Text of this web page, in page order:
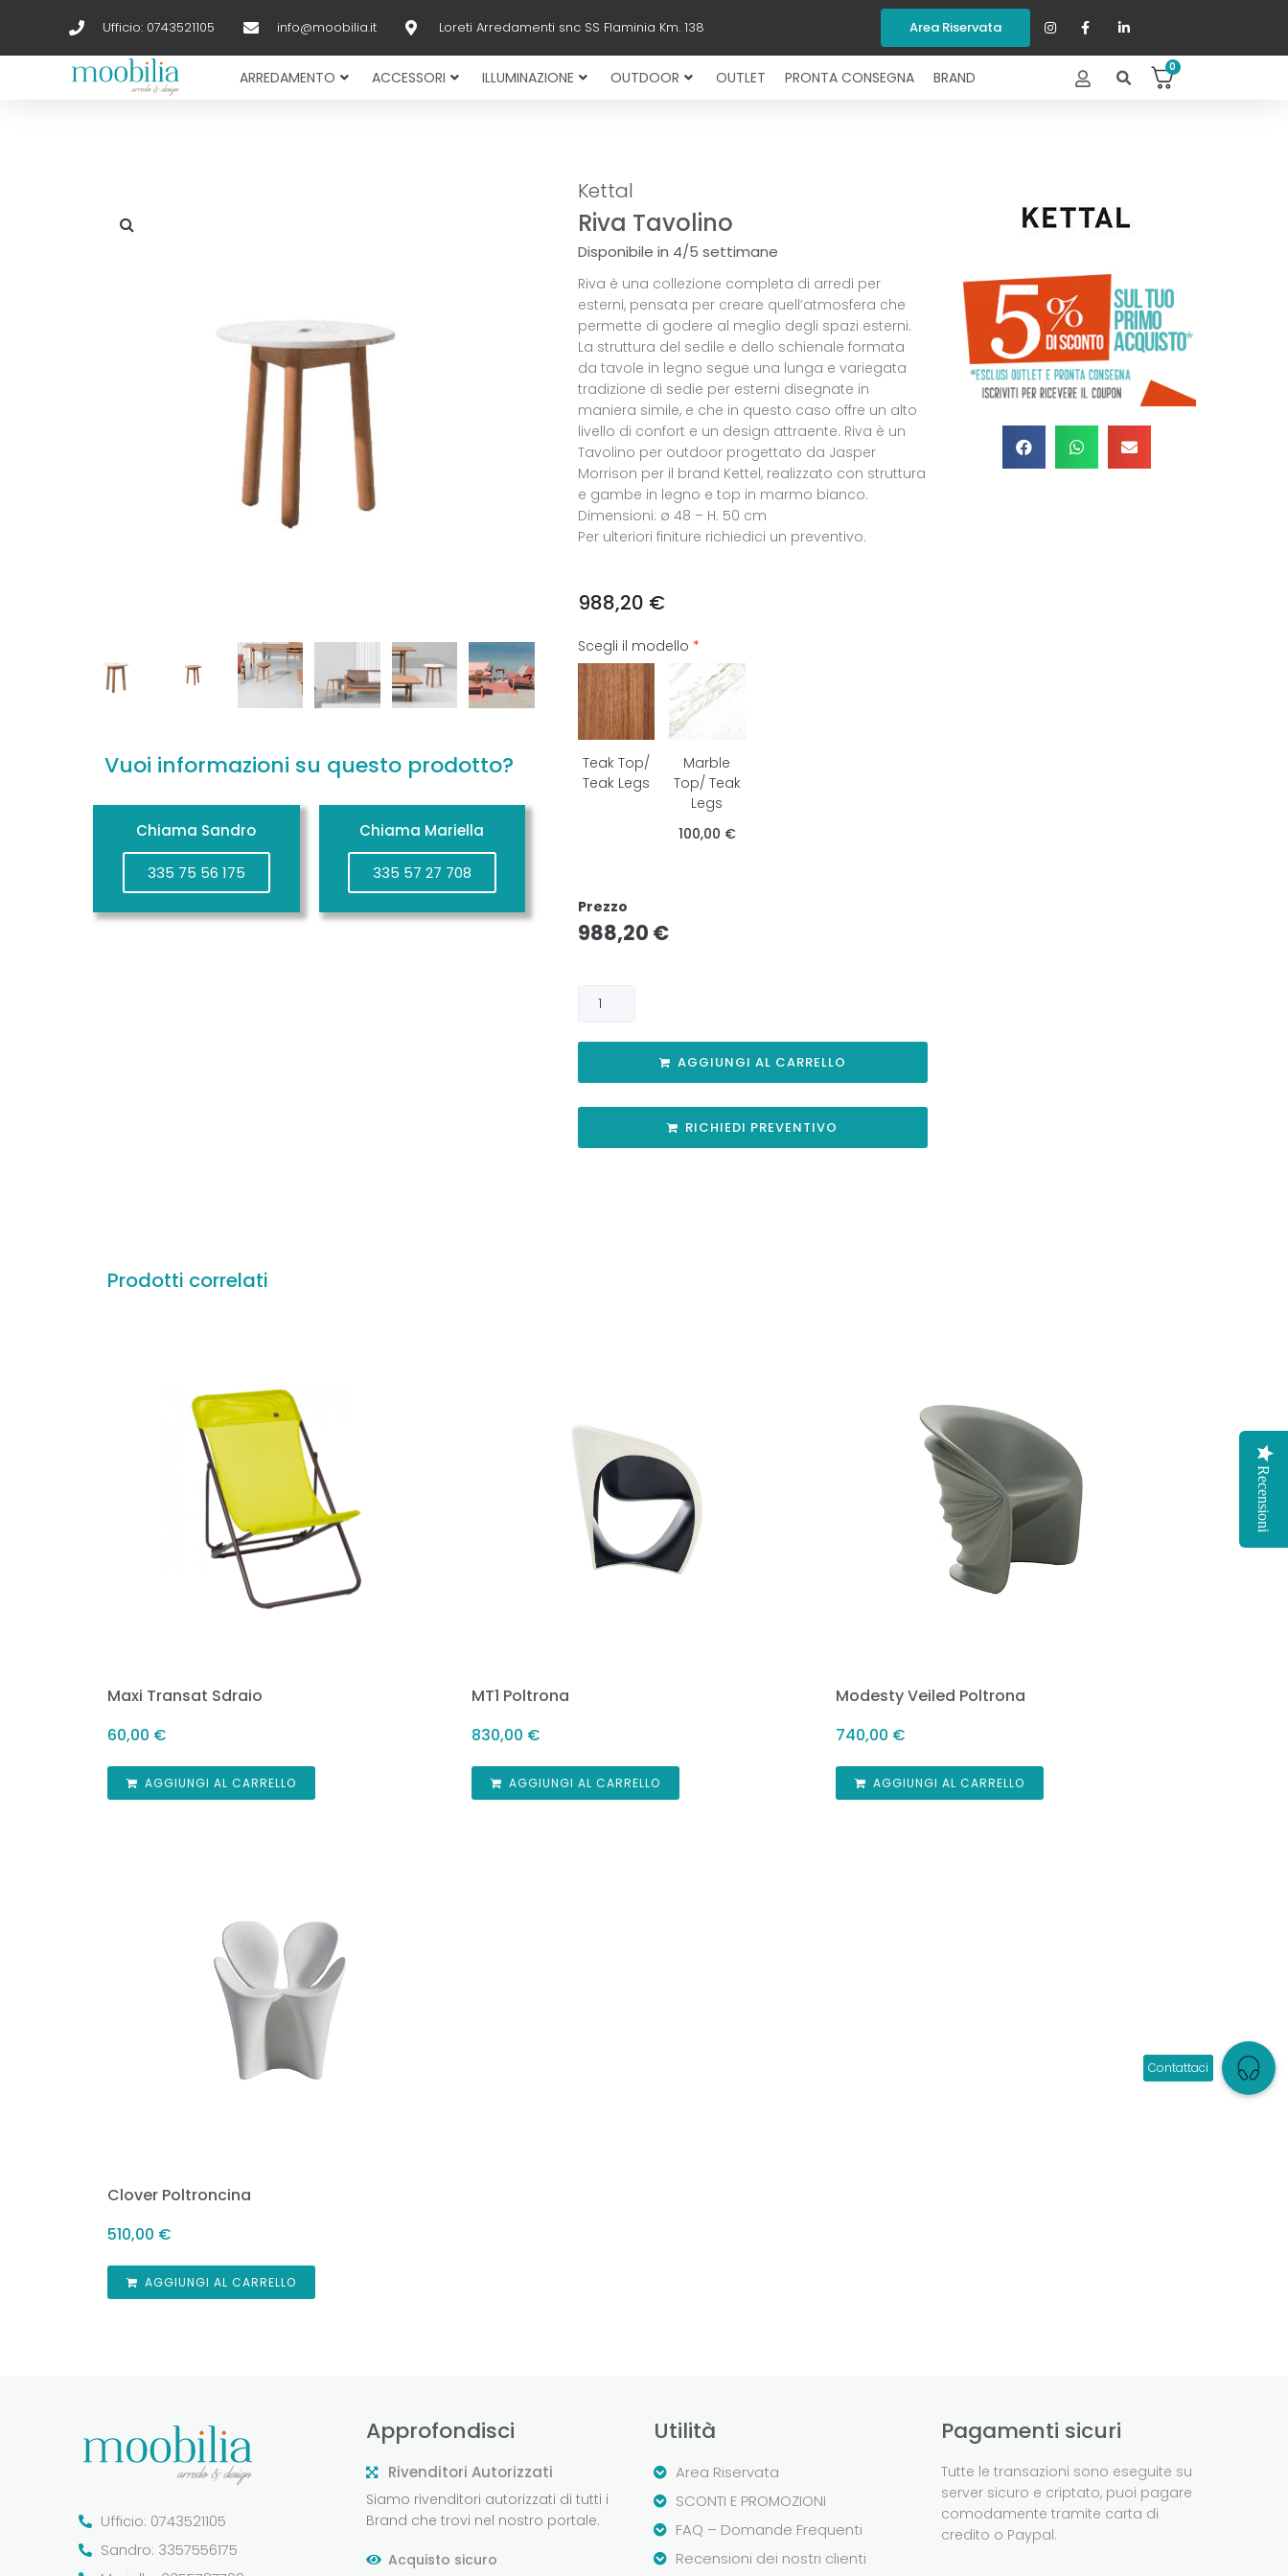
Ufficio: 0743521105 info@moobilia.it Loreti Arredamenti snc SS Flaminia Km. 138 Area Riservata
ARREDAMENTO ACCESSORI ILLUMINAZIONE OUTDOOR OUTLET PRONTA CONSEGNA BRAND
0
Vuoi informazioni su questo prodotto?
Chiama Sandro
335 75 56 175
Chiama Mariella
335 57 27 708
Kettal
Riva Tavolino
Disponibile in 4/5 settimane
Riva è una collezione completa di arredi per
esterni, pensata per creare quell’atmosfera che
permette di godere al meglio degli spazi esterni.
La struttura del sedile e dello schienale formata
da tavole in legno segue una lunga e variegata
tradizione di sedie per esterni disegnate in
maniera simile, e che in questo caso offre un alto
livello di confort e un design attraente. Riva è un
Tavolino per outdoor progettato da Jasper
Morrison per il brand Kettel, realizzato con struttura
e gambe in legno e top in marmo bianco.
Dimensioni: ø 48 – H. 50 cm
Per ulteriori finiture richiedici un preventivo.
988,20 €
Scegli il modello *
Teak Top/
Teak Legs
Marble
Top/ Teak
Legs
100,00 €
Prezzo
988,20 €
AGGIUNGI AL CARRELLO
RICHIEDI PREVENTIVO
Prodotti correlati
Maxi Transat Sdraio
60,00 €
AGGIUNGI AL CARRELLO
MT1 Poltrona
830,00 €
AGGIUNGI AL CARRELLO
Modesty Veiled Poltrona
740,00 €
AGGIUNGI AL CARRELLO
Clover Poltroncina
510,00 €
AGGIUNGI AL CARRELLO
Ufficio: 0743521105
Sandro: 3357556175
Approfondisci
Rivenditori Autorizzati
Siamo rivenditori autorizzati di tutti i
Brand che trovi nel nostro portale.
Acquisto sicuro
Utilità
Area Riservata
SCONTI E PROMOZIONI
FAQ – Domande Frequenti
Recensioni dei nostri clienti
Pagamenti sicuri
Tutte le transazioni sono eseguite su
server sicuro e criptato, puoi pagare
comodamente tramite carta di
credito o Paypal.
Recensioni